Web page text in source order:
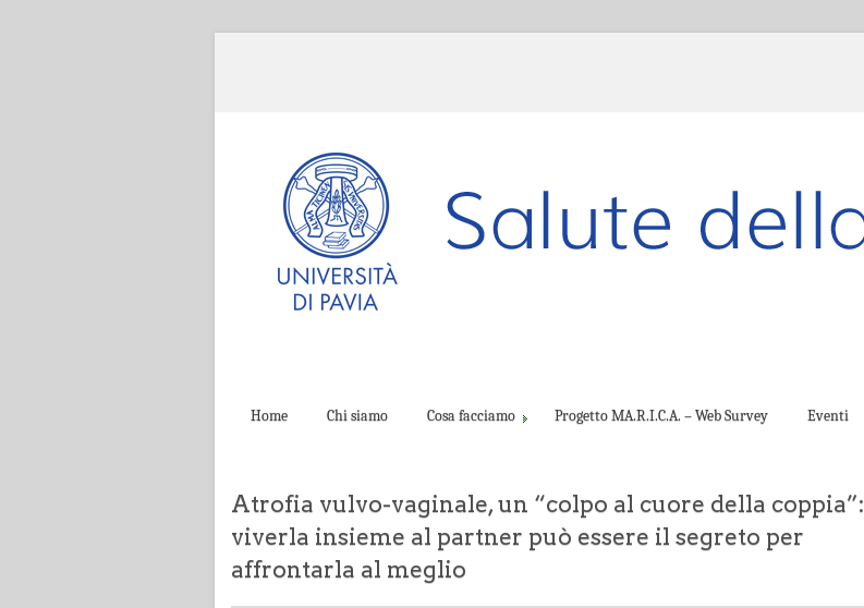
Home Chi siamo Cosa facciamo Progetto MA.R.I.C.A. – Web Survey Eventi
Atrofia vulvo-vaginale, un “colpo al cuore della coppia”:
viverla insieme al partner può essere il segreto per
affrontarla al meglio